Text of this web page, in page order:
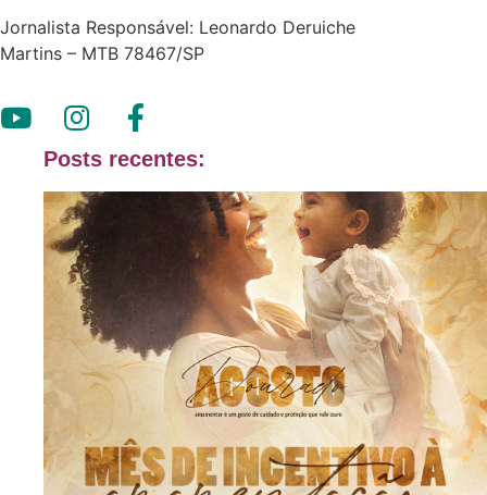
Jornalista Responsável: Leonardo Deruiche
Martins – MTB 78467/SP
Posts recentes: